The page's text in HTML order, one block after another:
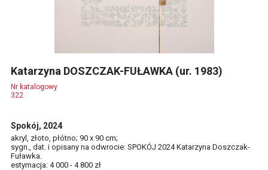
Katarzyna DOSZCZAK-FUŁAWKA (ur. 1983)
Nr katalogowy
322
Spokój, 2024
akryl, złoto, płótno; 90 x 90 cm;
sygn., dat. i opisany na odwrocie: SPOKÓJ 2024 Katarzyna Doszczak-
Fuławka.
estymacja: 4 000 - 4 800 zł